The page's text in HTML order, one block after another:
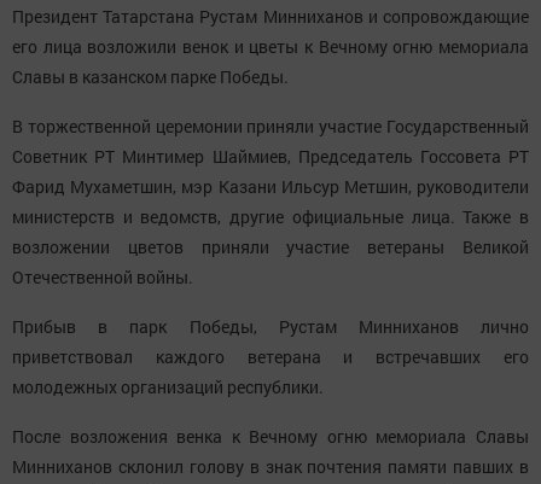
Президент Татарстана Рустам Минниханов и сопровождающие
его лица возложили венок и цветы к Вечному огню мемориала
Славы в казанском парке Победы.
В торжественной церемонии приняли участие Государственный
Советник РТ Минтимер Шаймиев, Председатель Госсовета РТ
Фарид Мухаметшин, мэр Казани Ильсур Метшин, руководители
министерств и ведомств, другие официальные лица. Также в
возложении цветов приняли участие ветераны Великой
Отечественной войны.
Прибыв в парк Победы, Рустам Минниханов лично
приветствовал каждого ветерана и встречавших его
молодежных организаций республики.
После возложения венка к Вечному огню мемориала Славы
Минниханов склонил голову в знак почтения памяти павших в